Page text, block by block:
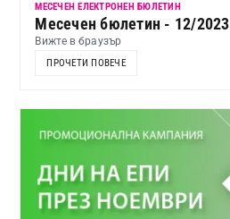
МЕСЕЧЕН ЕЛЕКТРОНЕН БЮЛЕТИН
Месечен бюлетин - 12/2023
Вижте в браузър
ПРОЧЕТИ ПОВЕЧЕ